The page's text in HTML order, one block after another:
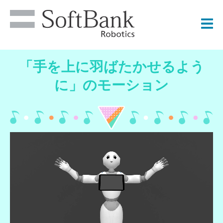
「 手を上に羽ばたかせるよう
に 」のモーション